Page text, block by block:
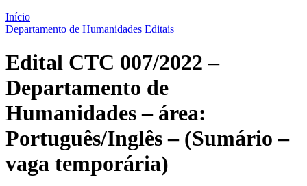
Início
Departamento de Humanidades Editais
Edital CTC 007/2022 –
Departamento de
Humanidades – área:
Português/Inglês – (Sumário –
vaga temporária)